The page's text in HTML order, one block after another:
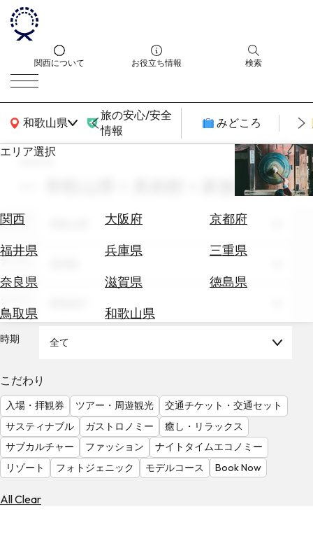
関西について お役立ち情報 検索
和歌山県
関西広域MAP
旅の安心/安全
情報
みどころ
エリア選択
関西 大阪府
京都府
福井県
兵庫県
三重県
奈良県
滋賀県
徳島県
鳥取県
和歌山県
エ
券
テ
を
調
べ
る
天
気
を
見
る
search
和歌山県 × 美術館 × 家族旅行
エリア
テーマ
時期 全て
こだわり
入場・拝観券 ツアー・周遊観光
交通チケット・交通セット
サスティナブル
ガストロノミー
癒し・リラックス
サブカルチャー
ファッション
ナイトタイムエコノミー
リゾート
フォトジェニック モデルコース Book Now
All Clear